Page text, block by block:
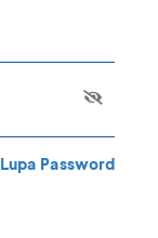
Lupa Password